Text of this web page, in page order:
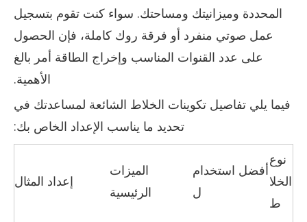
المحددة وميزانيتك ومساحتك. سواء كنت تقوم بتسجيل
عمل صوتي منفرد أو فرقة روك كاملة، فإن الحصول
على عدد القنوات المناسب وإخراج الطاقة أمر بالغ
الأهمية.
فيما يلي تفاصيل تكوينات الخلاط الشائعة لمساعدتك في
تحديد ما يناسب الإعداد الخاص بك:
نوع
الخلا
ط
أفضل استخدام
ل
الميزات
الرئيسية
إعداد المثال